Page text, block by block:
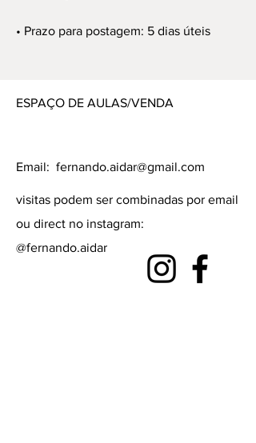
• Prazo para postagem: 5 dias úteis
ESPAÇO DE AULAS/VENDA
Email: fernando.aidar@gmail.com
visitas podem ser combinadas por email
ou direct no instagram:
@fernando.aidar